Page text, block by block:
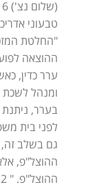
"החלטת
ההוצאה
ערר כדין,
ומנהל
בערר,
גם בשלב זה,
ההוצל"פ,